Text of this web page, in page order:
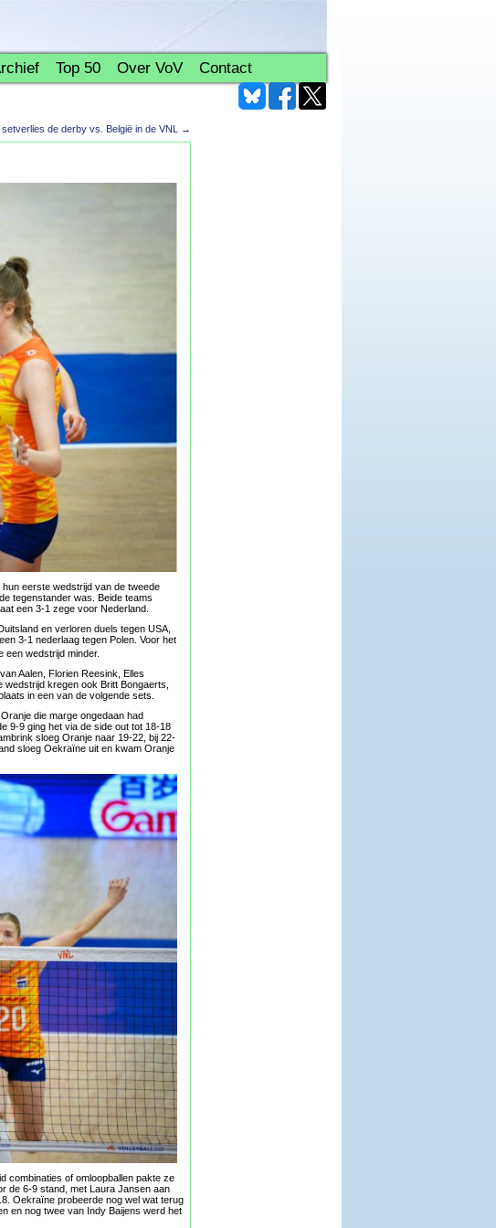
Top 50 Over VoV Contact
de derby vs. België in de VNL →
eerste wedstrijd van de tweede
tegenstander was. Beide teams
een 3-1 zege voor Nederland.
en verloren duels tegen USA,
3-1 nederlaag tegen Polen. Voor het
een wedstrijd minder.
Aalen, Florien Reesink, Elles
kregen ook Britt Bongaerts,
in een van de volgende sets.
die marge ongedaan had
9-9 ging het via de side out tot 18-18
sloeg Oranje naar 19-22, bij 22-
sloeg Oekraïne uit en kwam Oranje
combinaties of omloopballen pakte ze
de 6-9 stand, met Laura Jansen aan
Oekraïne probeerde nog wel wat terug
en nog twee van Indy Baijens werd het